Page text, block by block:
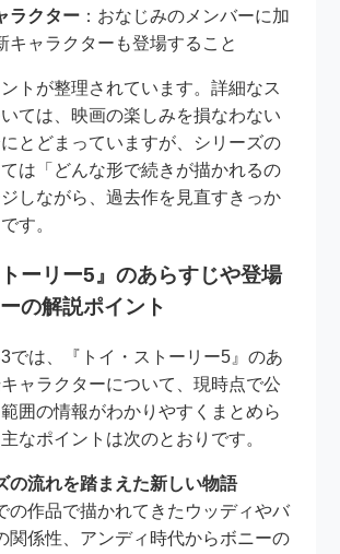
ラクター ：おなじみのメンバーに加
キャラクターも登場すること
トが整理されています。詳細なス
いては、映画の楽しみを損なわない
とどまっていますが、シリーズの
は「どんな形で続きが描かれるの
しながら、過去作を見直すきっか
す。
トーリー5』のあらすじや登場
の解説ポイント
では、『トイ・ストーリー5』のあ
ャラクターについて、現時点で公
囲の情報がわかりやすくまとめら
なポイントは次のとおりです。
の流れを踏まえた新しい物語
の作品で描かれてきたウッディやバ
関係性、アンディ時代からボニーの